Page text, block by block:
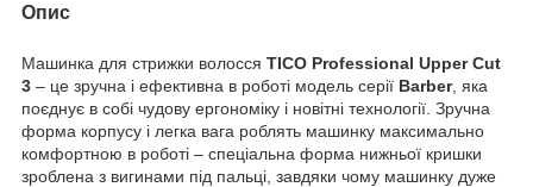
Опис
Машинка для стрижки волосся TICO Professional Upper Cut
3 – це зручна і ефективна в роботі модель серії Barber, яка
поєднує в собі чудову ергономіку і новітні технології. Зручна
форма корпусу і легка вага роблять машинку максимально
комфортною в роботі – спеціальна форма нижньої кришки
зроблена з вигинами під пальці, завдяки чому машинку дуже